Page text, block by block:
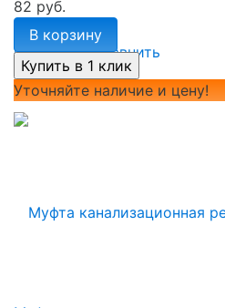
избранное сравнить
82 руб.
В корзину
Уточняйте наличие и цену!